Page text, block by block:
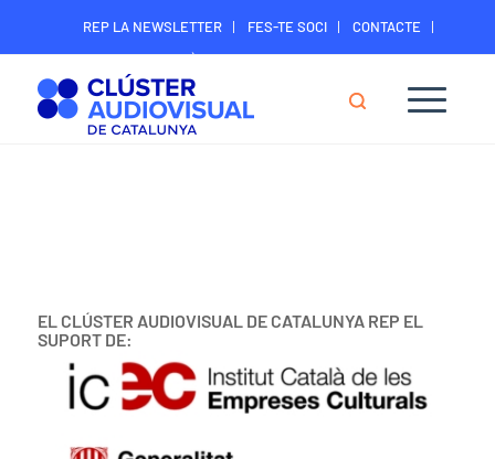
REP LA NEWSLETTER FES-TE SOCI
CONTACTE
ÀREA DIGITAL SOCIS
EL CLÚSTER AUDIOVISUAL DE CATALUNYA REP EL
SUPORT DE: